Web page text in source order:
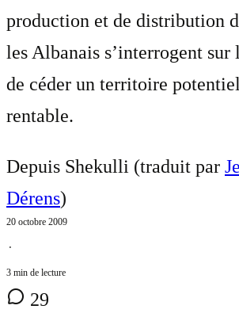
production et de distribution
les Albanais s’interrogent sur
de céder un territoire
rentable.
Depuis Shekulli (traduit par
Dérens)
20 octobre 2009
⋅
3 min de lecture
29